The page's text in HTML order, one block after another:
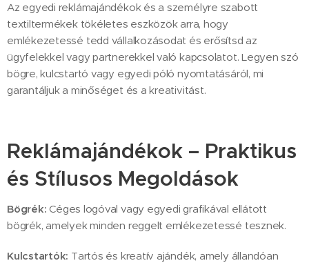
Az egyedi reklámajándékok és a személyre szabott
textiltermékek tökéletes eszközök arra, hogy
emlékezetessé tedd vállalkozásodat és erősítsd az
ügyfelekkel vagy partnerekkel való kapcsolatot. Legyen szó
bögre, kulcstartó vagy egyedi póló nyomtatásáról, mi
garantáljuk a minőséget és a kreativitást.
Reklámajándékok – Praktikus
és Stílusos Megoldások
Bögrék: Céges logóval vagy egyedi grafikával ellátott
bögrék, amelyek minden reggelt emlékezetessé tesznek.
Kulcstartók: Tartós és kreatív ajándék, amely állandóan